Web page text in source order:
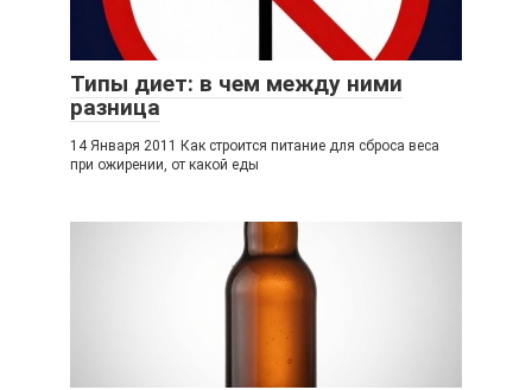
Типы диет: в чем между ними
разница
14 Января 2011 Как строится питание для сброса веса
при ожирении, от какой еды